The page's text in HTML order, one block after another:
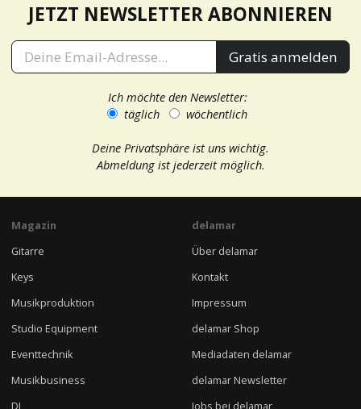
JETZT NEWSLETTER ABONNIEREN
Gratis anmelden
Ich möchte den Newsletter:
täglich
wöchentlich
Deine Privatsphäre ist uns wichtig.
Abmeldung ist jederzeit möglich.
Magazin
Gitarre
Keys
Musikproduktion
Studio Equipment
Eventtechnik
Musikbusiness
DJ
delamar
Über delamar
Kontakt
Impressum
delamar Shop
Mediadaten delamar
delamar Newsletter
Jobs bei delamar